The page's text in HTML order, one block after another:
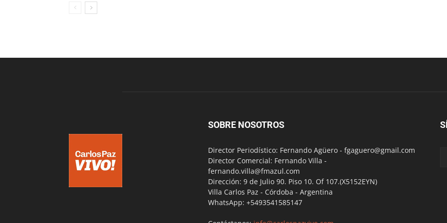
SOBRE NOSOTROS
Director Periodístico: Fernando Agüero - fgaguero@gmail.com
Director Comercial: Fernando Villa -
fernando.villa@fmazul.com
Dirección: 9 de Julio 90. Piso 10. Of 107.(X5152EYN)
Villa Carlos Paz - Córdoba - Argentina
WhatsApp: +5493541585147